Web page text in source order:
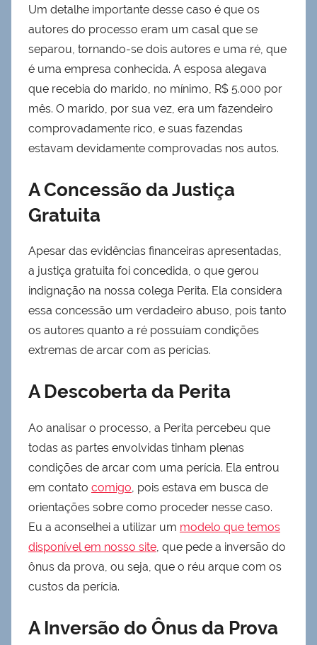
Um detalhe importante desse caso é que os
autores do processo eram um casal que se
separou, tornando-se dois autores e uma ré, que
é uma empresa conhecida. A esposa alegava
que recebia do marido, no mínimo, R$ 5.000 por
mês. O marido, por sua vez, era um fazendeiro
comprovadamente rico, e suas fazendas
estavam devidamente comprovadas nos autos.
A Concessão da Justiça
Gratuita
Apesar das evidências financeiras apresentadas,
a justiça gratuita foi concedida, o que gerou
indignação na nossa colega Perita. Ela considera
essa concessão um verdadeiro abuso, pois tanto
os autores quanto a ré possuíam condições
extremas de arcar com as perícias.
A Descoberta da Perita
Ao analisar o processo, a Perita percebeu que
todas as partes envolvidas tinham plenas
condições de arcar com uma perícia. Ela entrou
em contato comigo, pois estava em busca de
orientações sobre como proceder nesse caso.
Eu a aconselhei a utilizar um modelo que temos
disponível em nosso site, que pede a inversão do
ônus da prova, ou seja, que o réu arque com os
custos da perícia.
A Inversão do Ônus da Prova